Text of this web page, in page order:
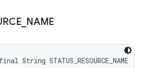
NAME
STATUS_RESOURCE_NAME